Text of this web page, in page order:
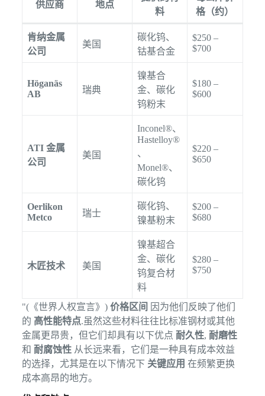
供应商 地点
料
格（约）
肯纳金属
公司
美国
碳化钨、
钴基合金
$250 –
$700
Höganäs
AB
瑞典
镍基合
金、碳化
钨粉末
$180 –
$600
ATI 金属
公司
美国
Inconel®、
Hastelloy®
、
Monel®、
碳化钨
$220 –
$650
Oerlikon
Metco
瑞士
碳化钨、
镍基粉末
$200 –
$680
木匠技术 美国
镍基超合
金、碳化
钨复合材
料
$280 –
$750
"(《世界人权宣言》) 价格区间
因为他们反映了他们
的 高性能特点.虽然这些材料往往比标准钢材或其他
金属更昂贵，但它们却具有以下优点 耐久性, 耐磨性
和 耐腐蚀性从长远来看，它们是一种具有成本效益
的选择，尤其是在以下情况下 关键应用 在频繁更换
成本高昂的地方。